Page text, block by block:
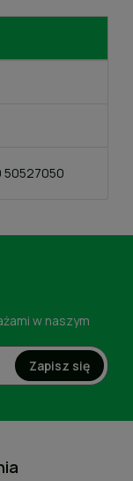
50527050
w naszym
Zapisz się